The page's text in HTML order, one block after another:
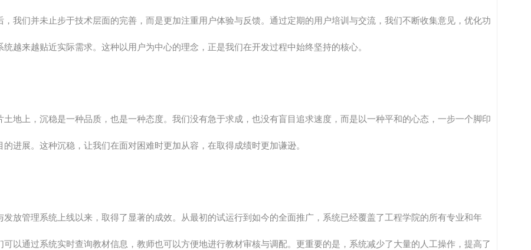
，我们并未止步于技术层面的完善，而是更加注重用户体验与反馈。通过定期的用户培训与交流，我们不断收集意见，优化功
统越来越贴近实际需求。这种以用户为中心的理念，正是我们在开发过程中始终坚持的核心。
土地上，沉稳是一种品质，也是一种态度。我们没有急于求成，也没有盲目追求速度，而是以一种平和的心态，一步一个脚印
的进展。这种沉稳，让我们在面对困难时更加从容，在取得成绩时更加谦逊。
发放管理系统上线以来，取得了显著的成效。从最初的试运行到如今的全面推广，系统已经覆盖了工程学院的所有专业和年
可以通过系统实时查询教材信息，教师也可以方便地进行教材审核与调配。更重要的是，系统减少了大量的人工操作，提高了